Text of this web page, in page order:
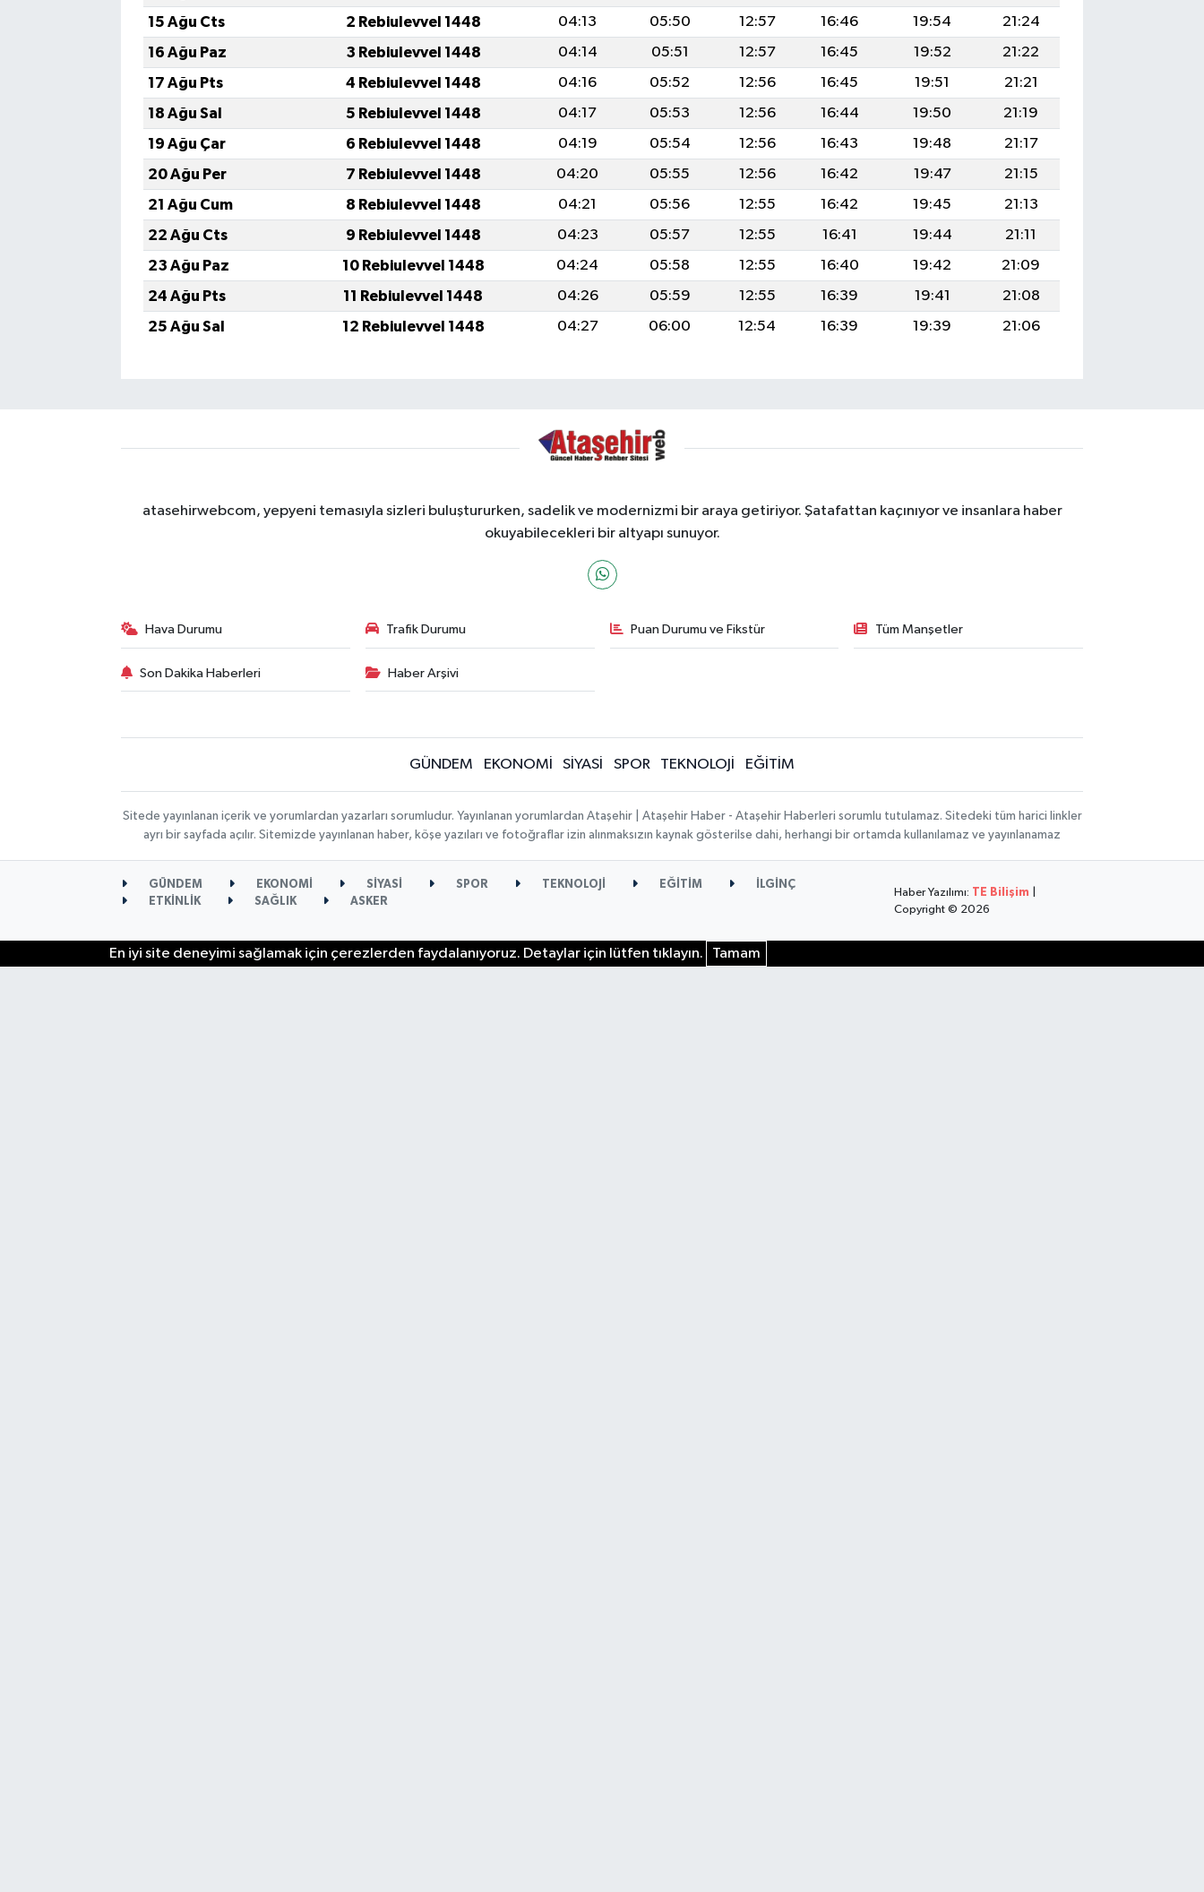
15 Ağu Cts
2 Rebiulevvel 1448 04:13 05:50 12:57 16:46 19:54
21:24
16 Ağu Paz
3 Rebiulevvel 1448 04:14 05:51 12:57 16:45 19:52
21:22
17 Ağu Pts
4 Rebiulevvel 1448 04:16 05:52 12:56 16:45 19:51
21:21
18 Ağu Sal
5 Rebiulevvel 1448 04:17 05:53 12:56 16:44 19:50
21:19
19 Ağu Çar
6 Rebiulevvel 1448 04:19 05:54 12:56 16:43 19:48
21:17
20 Ağu Per
7 Rebiulevvel 1448 04:20 05:55 12:56 16:42 19:47
21:15
21 Ağu Cum
8 Rebiulevvel 1448 04:21 05:56 12:55 16:42 19:45
21:13
22 Ağu Cts
9 Rebiulevvel 1448 04:23 05:57 12:55 16:41 19:44
21:11
23 Ağu Paz
10 Rebiulevvel 1448 04:24 05:58 12:55 16:40 19:42
21:09
24 Ağu Pts
11 Rebiulevvel 1448 04:26 05:59 12:55 16:39 19:41
21:08
25 Ağu Sal
12 Rebiulevvel 1448 04:27 06:00 12:54 16:39 19:39 21:06
atasehirwebcom, yepyeni temasıyla sizleri buluştururken, sadelik ve modernizmi bir araya getiriyor. Şatafattan kaçınıyor ve insanlara haber
okuyabilecekleri bir altyapı sunuyor.
Hava Durumu Trafik Durumu Puan Durumu ve Fikstür Tüm Manşetler
Son Dakika Haberleri Haber Arşivi
GÜNDEM EKONOMİ SİYASİ SPOR TEKNOLOJİ EĞİTİM
Sitede yayınlanan içerik ve yorumlardan yazarları sorumludur. Yayınlanan yorumlardan Ataşehir | Ataşehir Haber - Ataşehir Haberleri sorumlu tutulamaz. Sitedeki tüm harici linkler
ayrı bir sayfada açılır. Sitemizde yayınlanan haber, köşe yazıları ve fotoğraflar izin alınmaksızın kaynak gösterilse dahi, herhangi bir ortamda kullanılamaz ve yayınlanamaz
GÜNDEM EKONOMİ SİYASİ SPOR TEKNOLOJİ EĞİTİM
İLGİNÇ
ETKİNLİK
SAĞLIK ASKER
Haber Yazılımı: TE Bilişim
Copyright © 2026
En iyi site deneyimi sağlamak için çerezlerden faydalanıyoruz. Detaylar için lütfen tıklayın. Tamam